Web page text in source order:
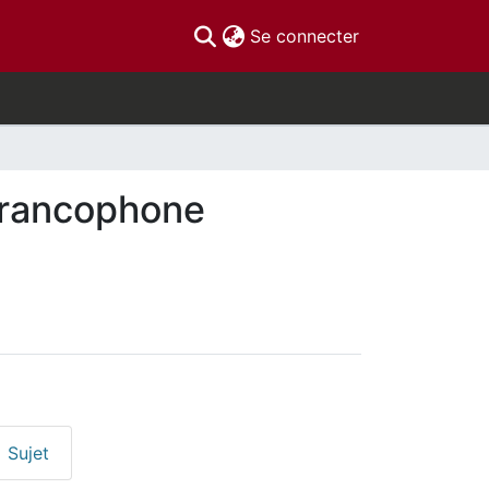
Se connecter(current)
Sujet